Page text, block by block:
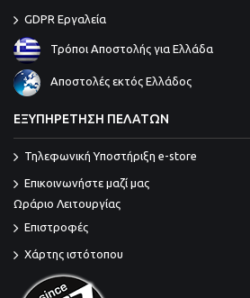
GDPR Εργαλεία
Τρόποι Αποστολής για Ελλάδα
Αποστολές εκτός Ελλάδος
ΕΞΥΠΗΡΕΤΗΣΗ ΠΕΛΑΤΩΝ
Τηλεφωνική Υποστήριξη e-store
Επικοινωνήστε μαζί μας
Ωράριο Λειτουργίας
Επιστροφές
Χάρτης ιστότοπου